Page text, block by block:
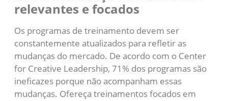
relevantes e focados
Os programas de treinamento devem ser
constantemente atualizados para refletir as
mudanças do mercado. De acordo com o Center
for Creative Leadership, 71% dos programas são
ineficazes porque não acompanham essas
mudanças. Ofereça treinamentos focados em